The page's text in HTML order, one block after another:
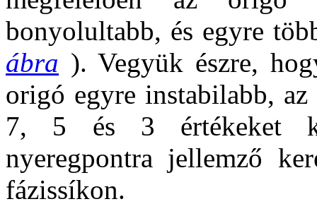
bonyolultabb, és egyre
ábra ). Vegyük észre,
origó egyre instabilabb, az
7, 5 és 3 értékeket
nyeregpontra jellemző
fázissíkon.